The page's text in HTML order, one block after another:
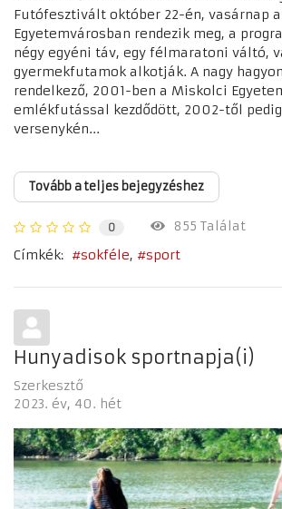
Futófesztivált október 22-én, vasárnap
Egyetemvárosban rendezik meg, a
négy egyéni táv, egy félmaratoni váltó,
gyermekfutamok alkotják. A nagy
rendelkező, 2001-ben a Miskolci
emlékfutással kezdődött, 2002-től
versenykén...
Tovább a teljes bejegyzéshez
0
855 Találat
Címkék:
sokféle sport
Hunyadisok sportnapja(i)
Szerkesztő
2023. év 40. hét